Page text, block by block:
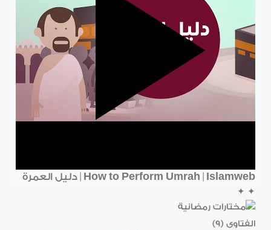
How to Perform Umrah | Islamweb | دليل العمرة
✦
✦
الفتاوى (9)